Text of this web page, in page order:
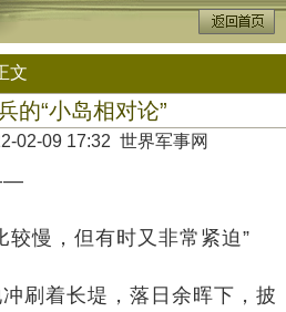
文
的“小岛相对论”
02-09 17:32 世界军事网
慢，但有时又非常紧迫”
着长堤，落日余晖下，披